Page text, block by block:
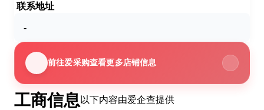
工商信息 以下内容由爱企查提供
联系地址
-
前往爱采购查看更多店铺信息